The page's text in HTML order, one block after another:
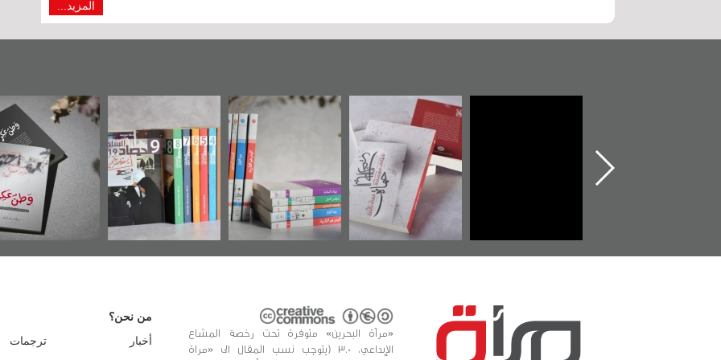
المزيد...
الشهيد سيد كاظم
السهلاوي في ذكراه
"حماة الباب الأخير":
الإصدار الأول عن
اعتصام الدراز
وأحداث ساحة
الفداء لمركز أوال
للدراسات والتوثيق
تصنيف موضوعي
للوثائق البريطانية
يقدمه «مركز أوال»
كتب
"مرآة البحرين"
تصدر حصاد
الساحات 2019
«وطن عكر» رواية
جديدة لمعتقل
عسكري تصدر عن
«مرآة البحرين»
«مرآة البحرين» متوفرة تحت رخصة المشاع
الإبداعي، 3.0 (يتوجب نسب المقال الى «مراة
من نحن؟
أخبار
ترجمات